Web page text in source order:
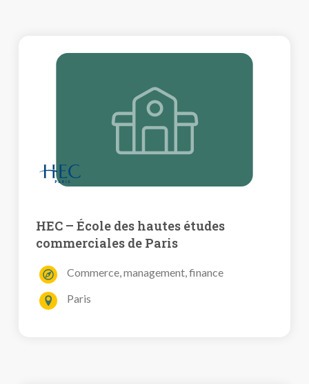
HEC – École des hautes études
commerciales de Paris
Commerce, management, finance
Paris